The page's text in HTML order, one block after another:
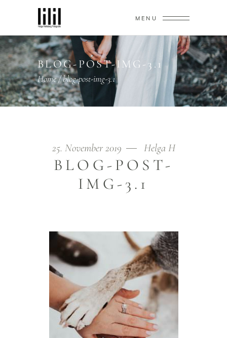
MENU
BLOG-POST-IMG-3.1
Home/blog-post-img-3.1
25. November 2019 Helga H
BLOG-POST-
IMG-3.1